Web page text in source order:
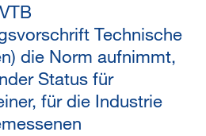
Technische
die Norm aufnimmt,
Status für
für die Industrie